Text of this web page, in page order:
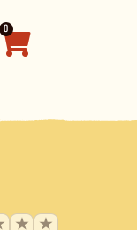
0
★ ★